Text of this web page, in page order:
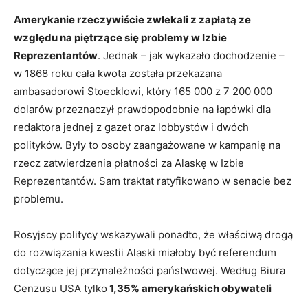
Amerykanie rzeczywiście zwlekali z zapłatą ze
względu na piętrzące się problemy w Izbie
Reprezentantów. Jednak – jak wykazało dochodzenie –
w 1868 roku cała kwota została przekazana
ambasadorowi Stoecklowi, który 165 000 z 7 200 000
dolarów przeznaczył prawdopodobnie na łapówki dla
redaktora jednej z gazet oraz lobbystów i dwóch
polityków. Były to osoby zaangażowane w kampanię na
rzecz zatwierdzenia płatności za Alaskę w Izbie
Reprezentantów. Sam traktat ratyfikowano w senacie bez
problemu.
Rosyjscy politycy wskazywali ponadto, że właściwą drogą
do rozwiązania kwestii Alaski miałoby być referendum
dotyczące jej przynależności państwowej. Według Biura
Cenzusu USA tylko 1,35% amerykańskich obywateli